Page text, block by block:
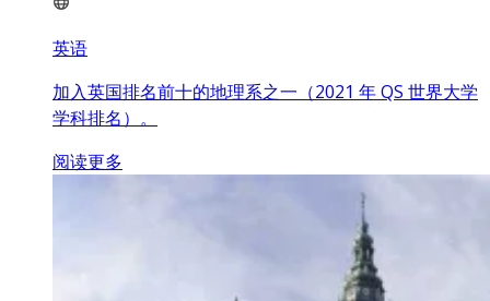
英语
加入英国排名前十的地理系之一（2021 年 QS 世界大学
学科排名）。
阅读更多